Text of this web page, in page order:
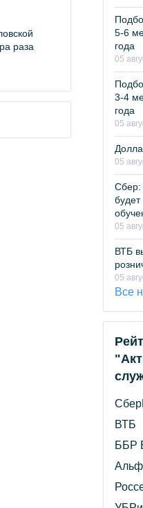
раза
5-6
года
05
3-4
года
05
05
Сбер:
будет
05
ВТБ
05
Все
ВТБ
ББР